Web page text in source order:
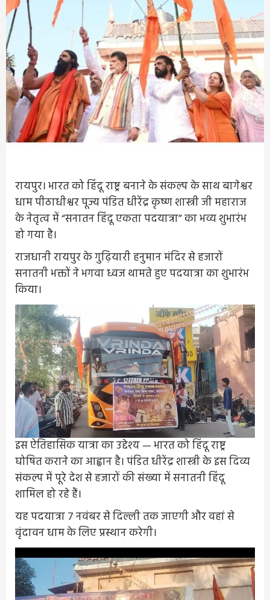
रायपुर। भारत को हिंदू राष्ट्र बनाने के संकल्प के साथ बागेश्वर
धाम पीठाधीश्वर पूज्य पंडित धीरेंद्र कृष्ण शास्त्री जी महाराज
के नेतृत्व में “सनातन हिंदू एकता पदयात्रा” का भव्य शुभारंभ
हो गया है।
राजधानी रायपुर के गुढ़ियारी हनुमान मंदिर से हजारों
सनातनी भक्तों ने भगवा ध्वज थामते हुए पदयात्रा का शुभारंभ
किया।
इस ऐतिहासिक यात्रा का उद्देश्य — भारत को हिंदू राष्ट्र
घोषित कराने का आह्वान है। पंडित धीरेंद्र शास्त्री के इस दिव्य
संकल्प में पूरे देश से हजारों की संख्या में सनातनी हिंदू
शामिल हो रहे हैं।
यह पदयात्रा 7 नवंबर से दिल्ली तक जाएगी और वहां से
वृंदावन धाम के लिए प्रस्थान करेगी।